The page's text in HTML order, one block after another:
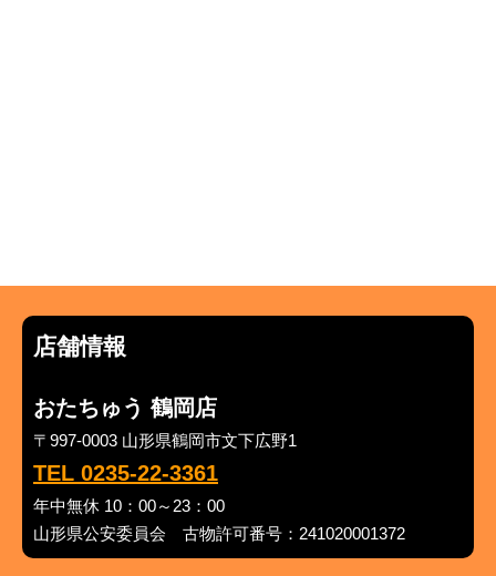
店舗情報
おたちゅう 鶴岡店
〒997-0003 山形県鶴岡市文下広野1
TEL 0235-22-3361
年中無休 10：00～23：00
山形県公安委員会 古物許可番号：241020001372